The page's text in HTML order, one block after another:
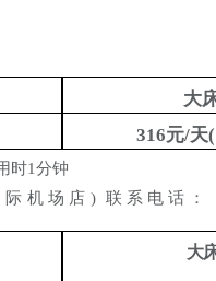
大
316元/天
时1分钟
机场店) 联系电话：
大